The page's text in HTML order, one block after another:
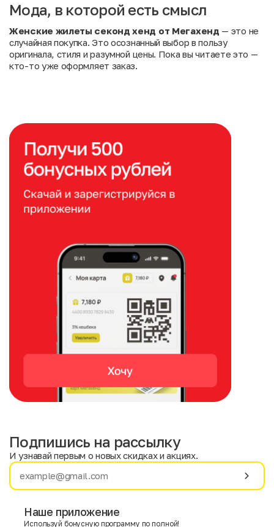
Мода, в которой есть смысл
Женские жилеты секонд хенд от Мегахенд — это не
случайная покупка. Это осознанный выбор в пользу
оригинала, стиля и разумной цены. Пока вы читаете это —
кто-то уже оформляет заказ.
Имя
Подпишись на рассылку
И узнавай первым о новых скидках и акциях.
Наше приложение
Используй бонусную программу по полной!